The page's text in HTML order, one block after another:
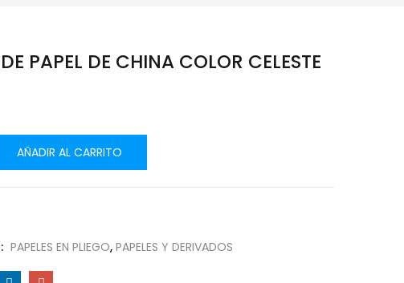
PAPEL DE CHINA COLOR CELESTE
AÑADIR AL CARRITO
PAPELES EN PLIEGO, PAPELES Y DERIVADOS